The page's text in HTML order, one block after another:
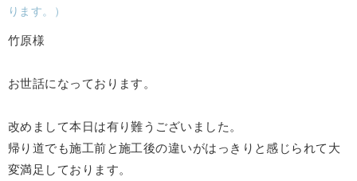
ります。）
竹原様
お世話になっております。
改めまして本日は有り難うございました。
帰り道でも施工前と施工後の違いがはっきりと感じられて大
変満足しております。